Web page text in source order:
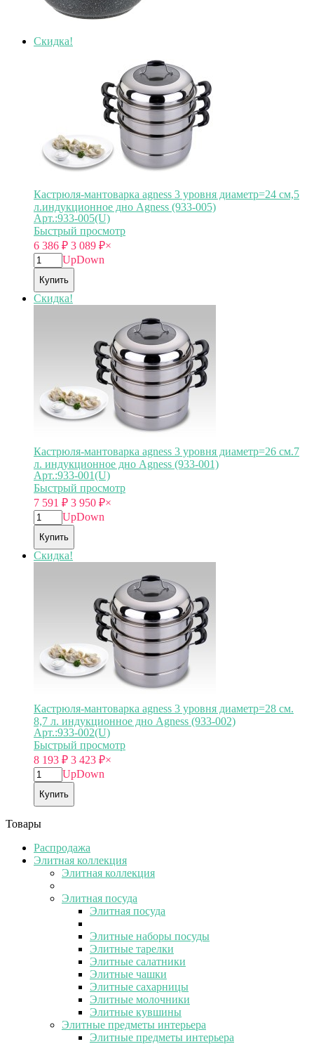
Скидка!
Кастрюля-мантоварка agness 3 уровня диаметр=24 см,5
л.индукционное дно Agness (933-005)
Арт.:933-005(U)
Быстрый просмотр
6 386 ₽ 3 089 ₽×
UpDown
Купить
Скидка!
Кастрюля-мантоварка agness 3 уровня диаметр=26 см.7
л. индукционное дно Agness (933-001)
Арт.:933-001(U)
Быстрый просмотр
7 591 ₽ 3 950 ₽×
UpDown
Купить
Скидка!
Кастрюля-мантоварка agness 3 уровня диаметр=28 см.
8,7 л. индукционное дно Agness (933-002)
Арт.:933-002(U)
Быстрый просмотр
8 193 ₽ 3 423 ₽×
UpDown
Купить
Товары
Распродажа
Элитная коллекция
Элитная коллекция
Элитная посуда
Элитная посуда
Элитные наборы посуды
Элитные тарелки
Элитные салатники
Элитные чашки
Элитные сахарницы
Элитные молочники
Элитные кувшины
Элитные предметы интерьера
Элитные предметы интерьера